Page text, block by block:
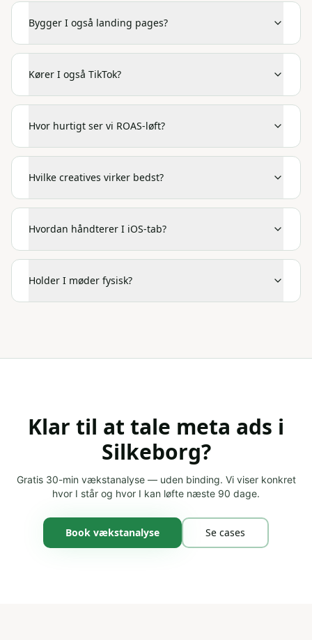
Bygger I også landing pages?
Kører I også TikTok?
Hvor hurtigt ser vi ROAS-løft?
Hvilke creatives virker bedst?
Hvordan håndterer I iOS-tab?
Holder I møder fysisk?
Klar til at tale meta ads i
Silkeborg?
Gratis 30-min vækstanalyse — uden binding. Vi viser konkret
hvor I står og hvor I kan løfte næste 90 dage.
Book vækstanalyse Se cases